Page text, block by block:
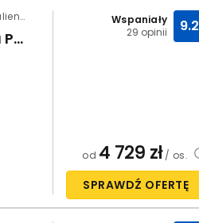
Hiszpania / La Palma / Fuencaliente de la Palma
La Palma & Teneguia Princess
Wspaniały
29 opinii
9.2
od 4 729 zł/ os.
SPRAWDŹ OFERTĘ